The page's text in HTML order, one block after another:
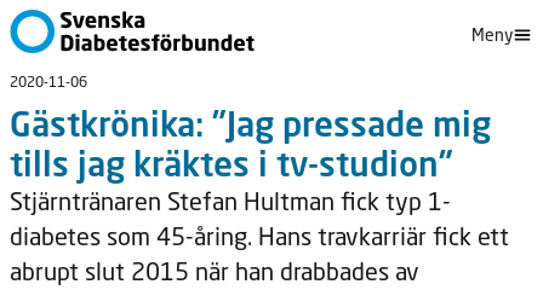
Meny
2020-11-06
Gästkrönika: ”Jag pressade mig
tills jag kräktes i tv-studion”
Stjärntränaren Stefan Hultman fick typ 1-
diabetes som 45-åring. Hans travkarriär fick ett
abrupt slut 2015 när han drabbades av